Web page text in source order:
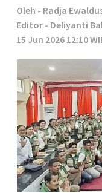
Oleh - Radja
Editor - Deliyanti
15 Jun 2026 12:10